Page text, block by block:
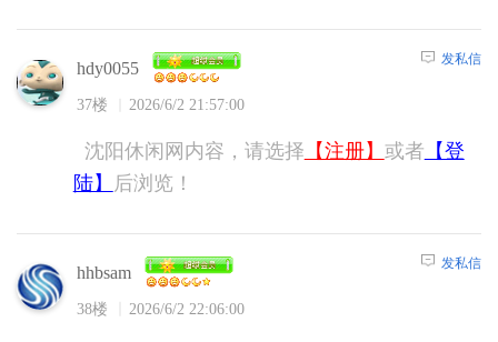
hdy0055
37楼 2026/6/2 21:57:00
发私信
沈阳休闲网内容，请选择 【注册】 或者 【登
陆】
后浏览！
hhbsam
38楼 2026/6/2 22:06:00
发私信